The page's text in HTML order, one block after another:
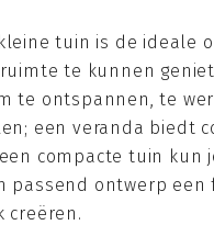
tuin is de ideale
te kunnen
te ontspannen, te
een veranda biedt
compacte tuin kun
passend ontwerp een
creëren.